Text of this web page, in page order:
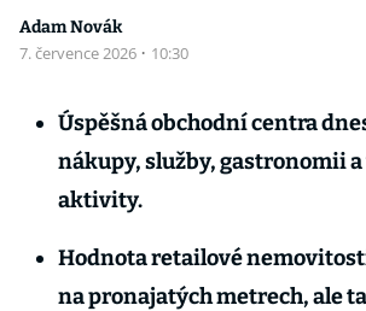
Adam Novák
7. července 2026 · 10:30
Úspěšná obchodní centra
nákupy, služby, gastronomii
aktivity.
Hodnota retailové
na pronajatých metrech, ale